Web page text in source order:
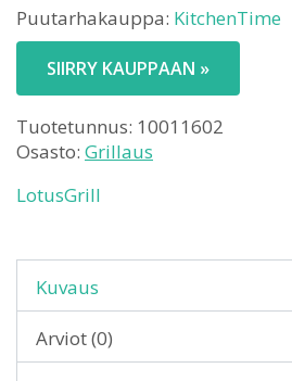
Puutarhakauppa: KitchenTime
SIIRRY KAUPPAAN »
Tuotetunnus: 10011602
Osasto: Grillaus
LotusGrill
Kuvaus
Arviot (0)